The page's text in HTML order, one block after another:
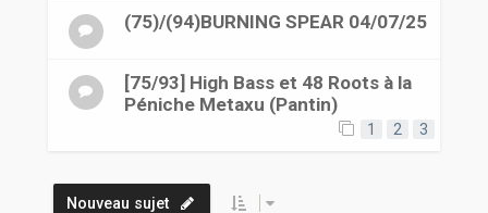
(75)/(94)BURNING SPEAR 04/07/25
[75/93] High Bass et 48 Roots à la
Péniche Metaxu (Pantin)
1 2 3
Nouveau sujet